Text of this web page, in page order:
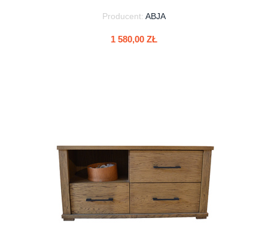
Producent: ABJA
1 580,00 ZŁ